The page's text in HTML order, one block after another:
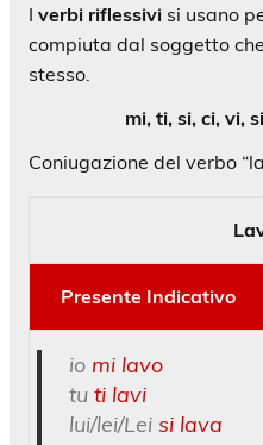
I verbi riflessivi si usano
compiuta dal soggetto
stesso.
mi, ti, si, ci, vi, si
Coniugazione del verbo
Presente Indicativo
io mi lavo
tu ti lavi
lui/lei/Lei si lava